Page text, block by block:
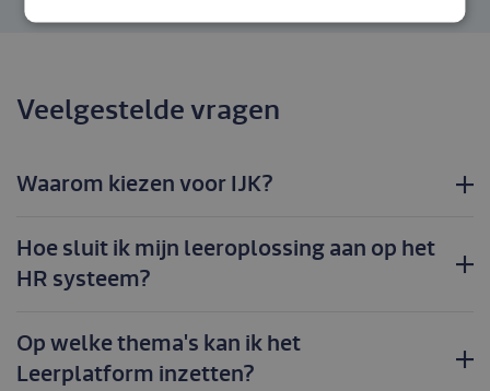
Veelgestelde vragen
Waarom kiezen voor IJK?
Hoe sluit ik mijn leeroplossing aan op het
HR systeem?
Op welke thema's kan ik het
Leerplatform inzetten?